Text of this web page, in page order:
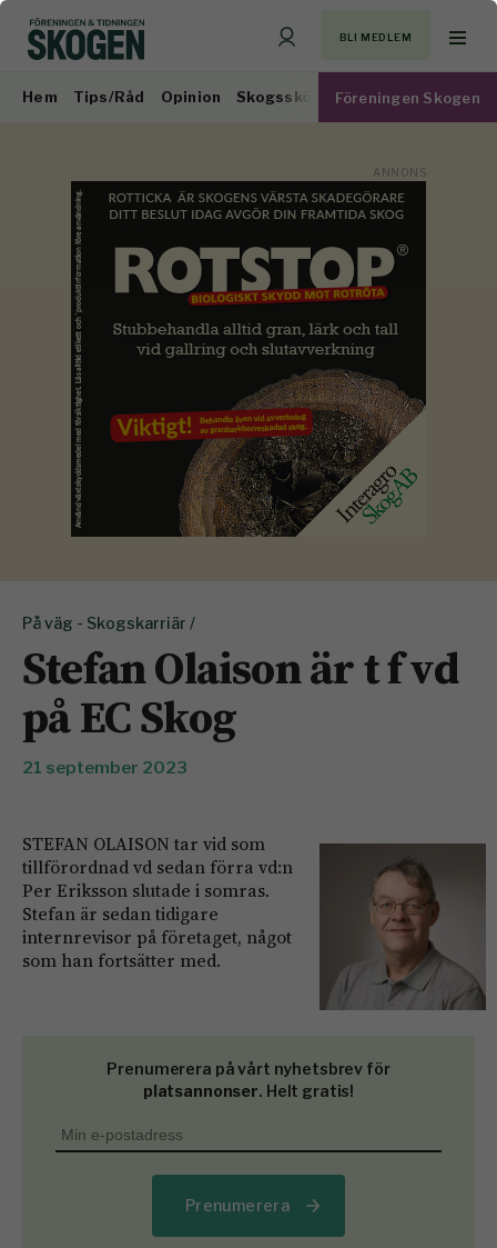
BLI MEDLEM
Hem Tips/Råd Opinion Skogsskötsel Virkesmarknad
Föreningen Skogen
På väg - Skogskarriär /
Stefan Olaison är t f vd
på EC Skog
21 september 2023
STEFAN OLAISON tar vid som
tillförordnad vd sedan förra vd:n
Per Eriksson slutade i somras.
Stefan är sedan tidigare
internrevisor på företaget, något
som han fortsätter med.
Prenumerera på vårt nyhetsbrev för
platsannonser. Helt gratis!
Prenumerera